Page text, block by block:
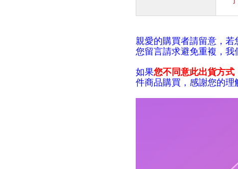
親愛的購買者請留意，若
您留言請求避免重複，
如果您不同意此出貨方
件商品購買，感謝您的理